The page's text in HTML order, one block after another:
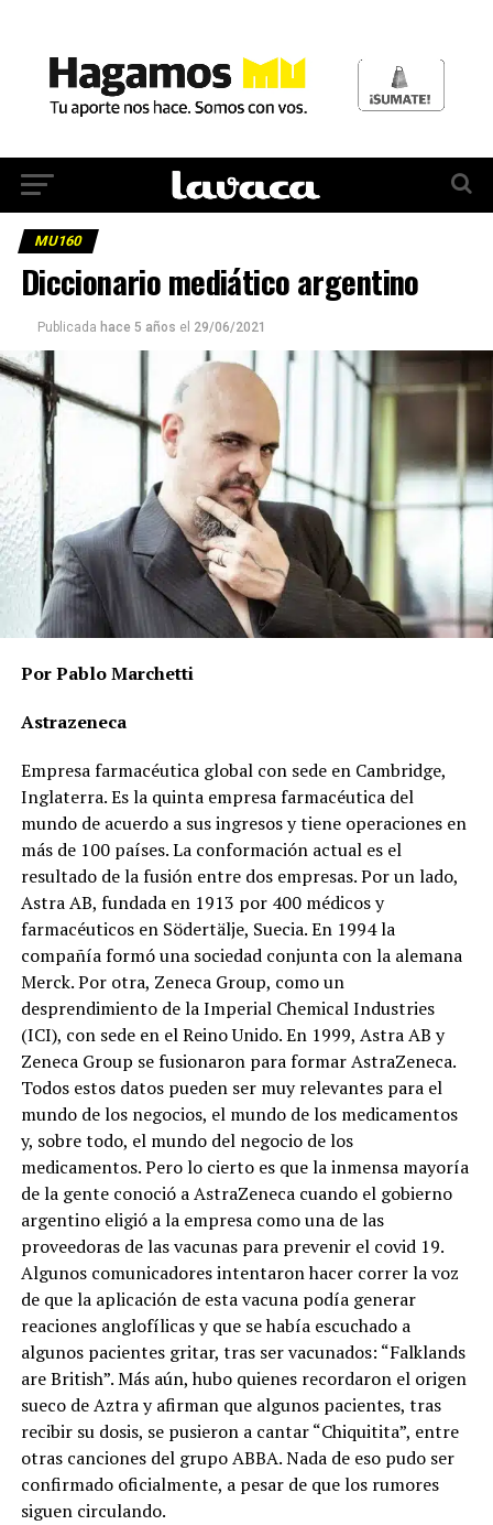
MU160
Diccionario mediático argentino
Publicada hace 5 años el 29/06/2021
Por Pablo Marchetti
Astrazeneca
Empresa farmacéutica global con sede en Cambridge,
Inglaterra. Es la quinta empresa farmacéutica del
mundo de acuerdo a sus ingresos y tiene operaciones en
más de 100 países. La conformación actual es el
resultado de la fusión entre dos empresas. Por un lado,
Astra AB, fundada en 1913 por 400 médicos y
farmacéuticos en Södertälje, Suecia. En 1994 la
compañía formó una sociedad conjunta con la alemana
Merck. Por otra, Zeneca Group, como un
desprendimiento de la Imperial Chemical Industries
(ICI), con sede en el Reino Unido. En 1999, Astra AB y
Zeneca Group se fusionaron para formar AstraZeneca.
Todos estos datos pueden ser muy relevantes para el
mundo de los negocios, el mundo de los medicamentos
y, sobre todo, el mundo del negocio de los
medicamentos. Pero lo cierto es que la inmensa mayoría
de la gente conoció a AstraZeneca cuando el gobierno
argentino eligió a la empresa como una de las
proveedoras de las vacunas para prevenir el covid 19.
Algunos comunicadores intentaron hacer correr la voz
de que la aplicación de esta vacuna podía generar
reaciones anglofílicas y que se había escuchado a
algunos pacientes gritar, tras ser vacunados: “Falklands
are British”. Más aún, hubo quienes recordaron el origen
sueco de Aztra y afirman que algunos pacientes, tras
recibir su dosis, se pusieron a cantar “Chiquitita”, entre
otras canciones del grupo ABBA. Nada de eso pudo ser
confirmado oficialmente, a pesar de que los rumores
siguen circulando.